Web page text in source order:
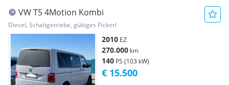
VW T5 4Motion Kombi
Diesel, Schaltgetriebe, gültiges Pickerl
2010 EZ
270.000 km
140 PS (103 kW)
€ 15.500